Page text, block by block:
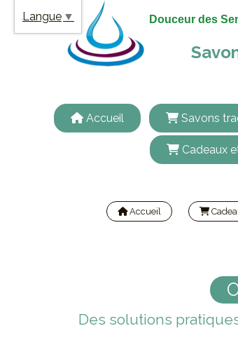
Douceur des
Accueil Savons
Cadeaux
Accueil
Des solutions
Langue ▼
Panneau de gestion des cookies